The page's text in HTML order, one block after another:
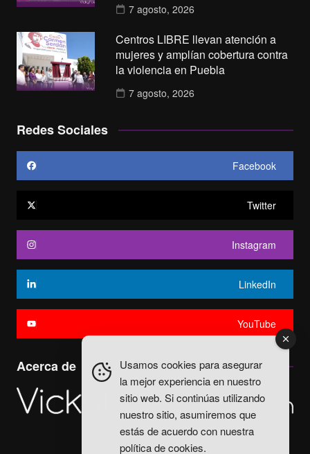
7 agosto, 2026
Centros LIBRE llevan atención a
mujeres y amplían cobertura contra
la violencia en Puebla
7 agosto, 2026
Redes Sociales
Facebook
Twitter
Instagram
LinkedIn
YouTube
Acerca de
Usamos cookies para asegurar
la mejor experiencia en nuestro
sitio web. Si continúas utilizando
nuestro sitio, asumiremos que
estás de acuerdo con nuestra
política de cookies.